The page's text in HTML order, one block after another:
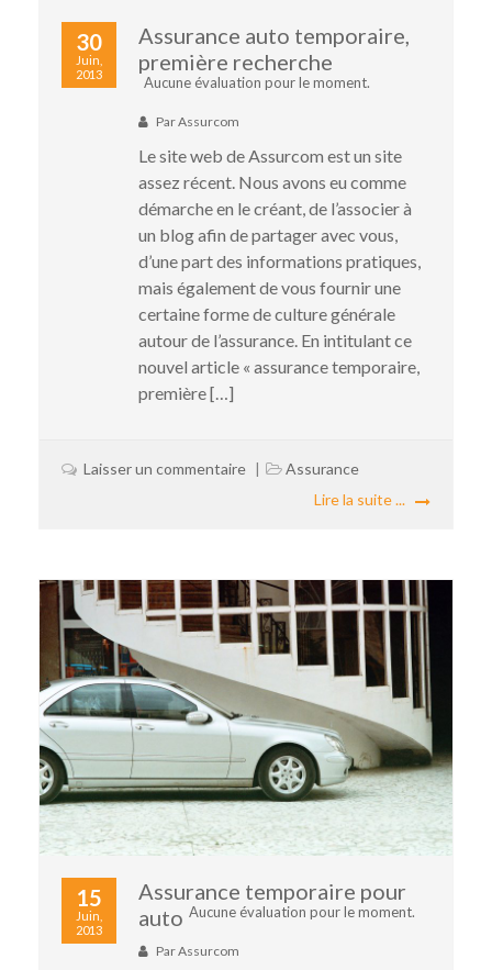
30
Juin,
2013
Assurance auto temporaire,
première recherche
Aucune évaluation pour le moment.
ParAssurcom
Le site web de Assurcom est un site
assez récent. Nous avons eu comme
démarche en le créant, de l’associer à
un blog afin de partager avec vous,
d’une part des informations pratiques,
mais également de vous fournir une
certaine forme de culture générale
autour de l’assurance. En intitulant ce
nouvel article « assurance temporaire,
première […]
Laisser un commentaire
Assurance
Lire la suite ...
15
Juin,
2013
Assurance temporaire pour
auto Aucune évaluation pour le moment.
ParAssurcom